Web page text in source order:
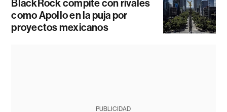
BlackRock compite con rivales
como Apollo en la puja por
proyectos mexicanos
PUBLICIDAD